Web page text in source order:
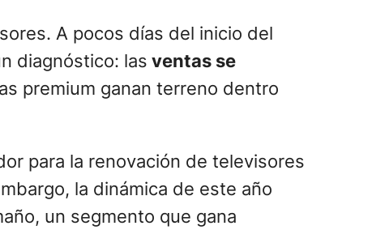
A pocos días del inicio del
diagnóstico: las ventas se
premium ganan terreno dentro
para la renovación de televisores
la dinámica de este año
un segmento que gana